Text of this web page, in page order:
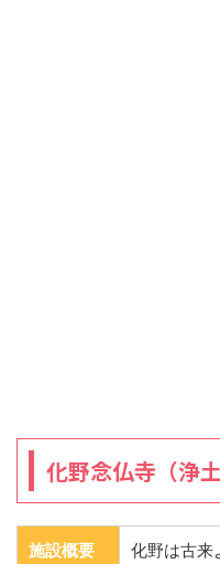
化野念仏寺（浄土
施設概要
化野は古来